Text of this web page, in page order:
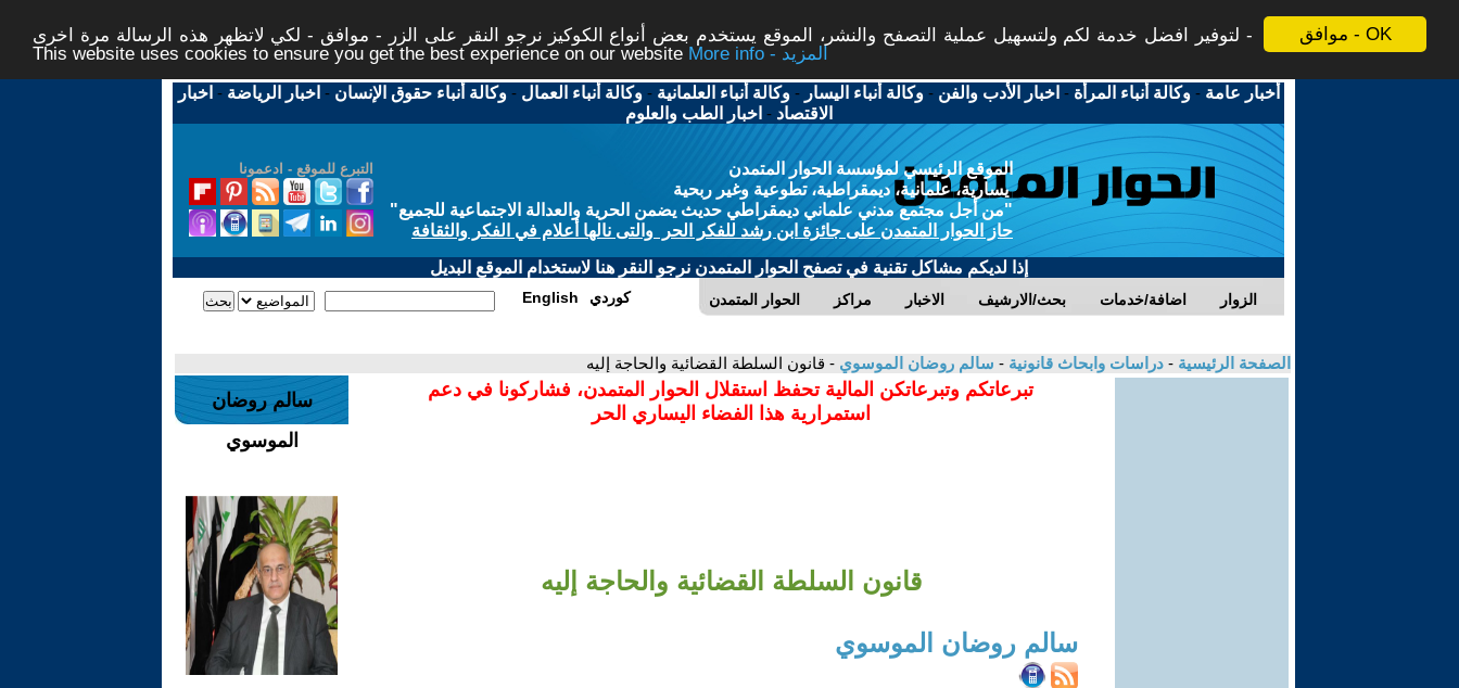
موافق - OK
لتوفير افضل خدمة لكم ولتسهيل عملية التصفح والنشر، الموقع يستخدم بعض أنواع الكوكيز نرجو النقر على الزر - موافق - لكي لاتظهر هذه الرسالة مرة اخرى -
This website uses cookies to ensure you get the best experience on our website
More info - المزيد
أخبار عامة -وكالة أنباء المرأة - اخبار الأدب والفن -وكالة أنباء اليسار -وكالة أنباء العلمانية -وكالة أنباء العمال -وكالة أنباء حقوق الإنسان - اخبار الرياضة - اخبار
الاقتصاد - اخبار الطب والعلوم
التبرع للموقع - ادعمونا
الموقع الرئيسي لمؤسسة الحوار المتمدن
يسارية، علمانية، ديمقراطية، تطوعية وغير ربحية
"من أجل مجتمع مدني علماني ديمقراطي حديث يضمن الحرية والعدالة الاجتماعية للجميع"
حاز الحوار المتمدن على جائزة ابن رشد للفكر الحر والتى نالها أعلام في الفكر والثقافة
إذا لديكم مشاكل تقنية في تصفح الحوار المتمدن نرجو النقر هنا لاستخدام الموقع البديل
الحوار المتمدن مراكز الاخبار بحث/الارشيف اضافة/خدمات الزوار English كوردي
الصفحة الرئيسية - دراسات وابحاث قانونية - سالم روضان الموسوي - قانون السلطة القضائية والحاجة إليه
تبرعاتكم وتبرعاتكن المالية تحفظ استقلال الحوار المتمدن، فشاركونا في دعم
استمرارية هذا الفضاء اليساري الحر
قانون السلطة القضائية والحاجة إليه
سالم روضان الموسوي
سالم روضان
الموسوي